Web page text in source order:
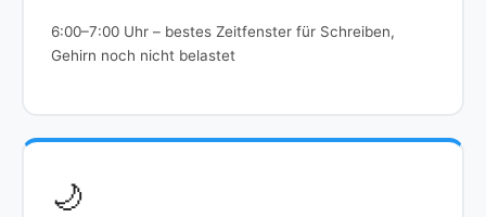
6:00–7:00 Uhr – bestes Zeitfenster für Schreiben,
Gehirn noch nicht belastet
🌙